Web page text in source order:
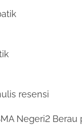
resensi
Negeri2 Berau